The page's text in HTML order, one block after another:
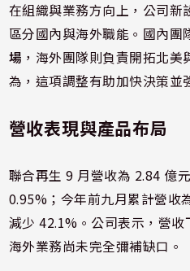
在組織與業務方向上，公司新
區分國內與海外職能。國內團
場 ，海外團隊則負責開拓北
為，這項調整有助加快決策並
營收表現與產品布局
聯合再生 9 月營收為 2.84 億
0.95%；今年前九月累計營收
減少 42.1%。公司表示，營
海外業務尚未完全彌補缺口。